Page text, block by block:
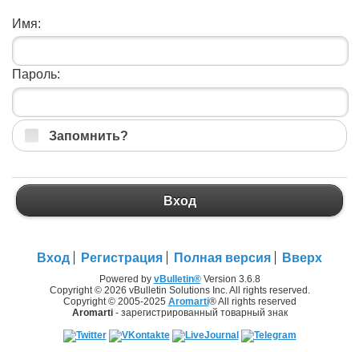
Имя:
Пароль:
Запомнить?
Вход
Вход Регистрация Полная версия Вверх
Powered by vBulletin®Version 3.6.8
Copyright © 2026 vBulletin Solutions Inc. All rights reserved.
Copyright © 2005-2025 Aromarti® All rights reserved
Aromarti- зарегистрированный товарный знак